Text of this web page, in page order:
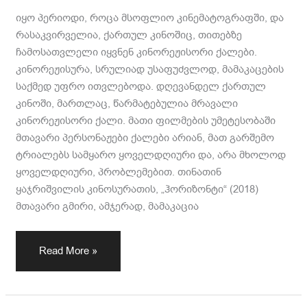
იყო პერიოდი, როცა მსოფლიო კინემატოგრაფში, და
რასაკვირველია, ქართულ კინოშიც, თითებზე
ჩამოსათვლელი იყვნენ კინორეჟისორი ქალები.
კინორეჟისურა, სრულიად უსაფუძვლოდ, მამაკაცების
საქმედ უფრო ითვლებოდა. დღევანდელ ქართულ
კინოში, მართლაც, წარმატებულია მრავალი
კინორეჟისორი ქალი. მათი ფილმების უმეტესობაში
მთავარი პერსონაჟები ქალები არიან, მათ გარშემო
ტრიალებს სამყარო ყოველდღიური და, არა მხოლოდ
ყოველდღიური, პრობლემებით. თინათინ
ყაჯრიშვილის კინოსურათის, „ჰორიზონტი“ (2018)
მთავარი გმირი, ამჯერად, მამაკაცია
Read More »